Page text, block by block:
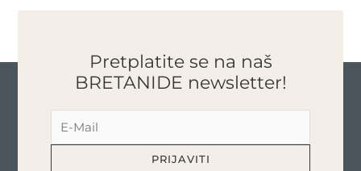
Pretplatite se na naš
BRETANIDE newsletter!